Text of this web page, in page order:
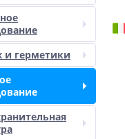
и герметики